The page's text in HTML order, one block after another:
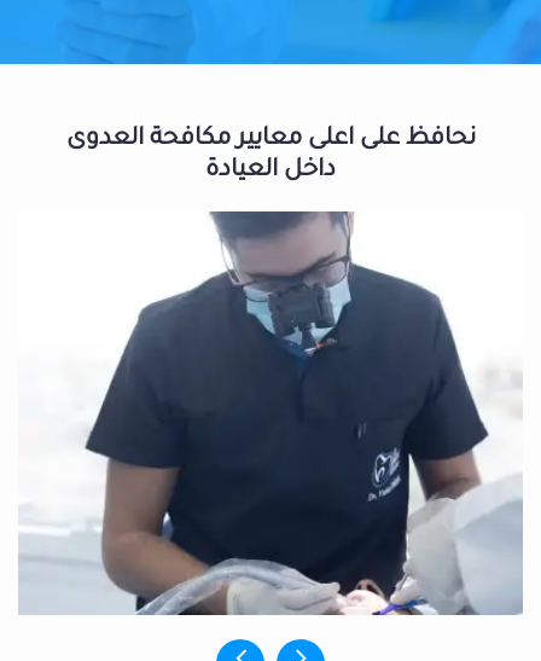
نحافظ على اعلى معايير مكافحة العدوى
داخل العيادة